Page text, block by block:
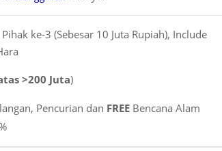
Pihak ke-3 (Sebesar 10 Juta Rupiah), Include
>200 Juta)
Pencurian dan FREE Bencana Alam